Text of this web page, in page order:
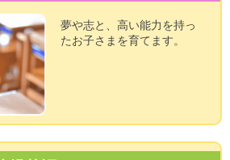
夢や志と、高い能力を持っ
たお子さまを育てます。